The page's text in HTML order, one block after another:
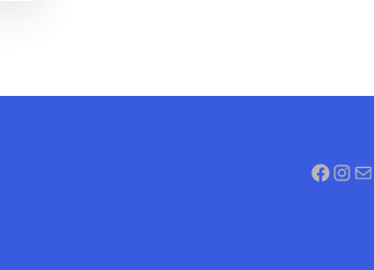
Facebook InstagramMail